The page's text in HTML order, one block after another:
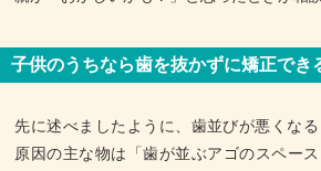
子供のうちなら歯を抜かずに矯正でき
先に述べましたように、歯並びが悪くなる
原因の主な物は「歯が並ぶアゴのスペース